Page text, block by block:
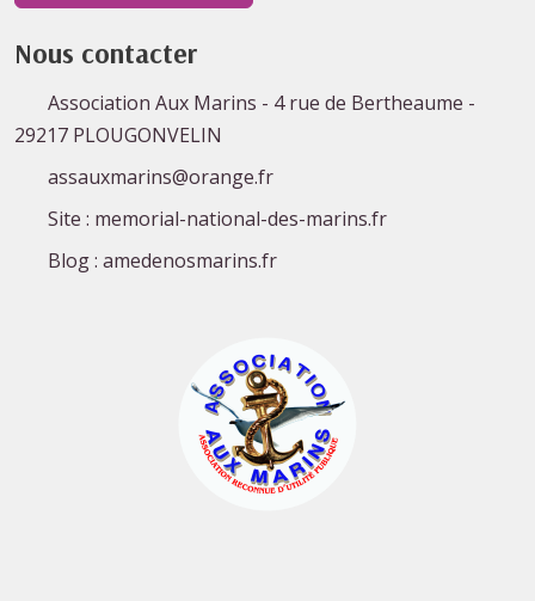
Nous contacter
Association Aux Marins - 4 rue de Bertheaume -
29217 PLOUGONVELIN
assauxmarins@orange.fr
Site : memorial-national-des-marins.fr
Blog : amedenosmarins.fr